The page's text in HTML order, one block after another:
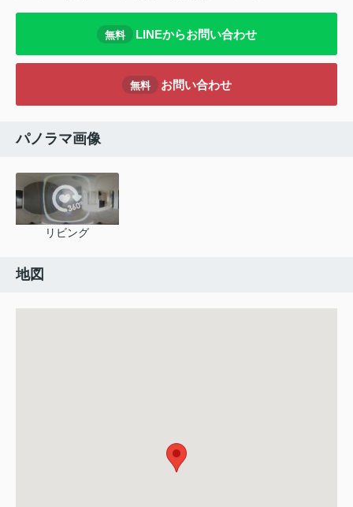
無料 LINEからお問い合わせ
無料 お問い合わせ
パノラマ画像
リビング
地図